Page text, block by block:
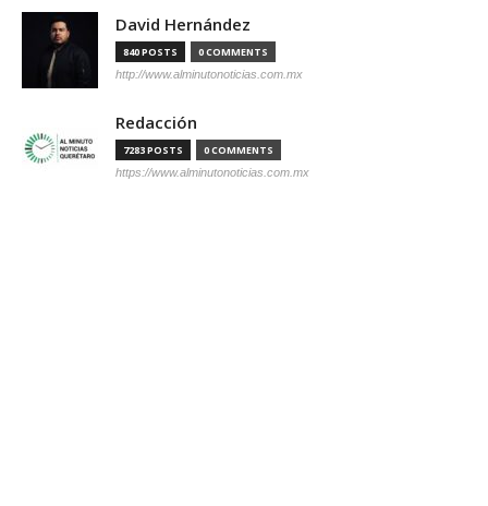
David Hernández
840 POSTS 0 COMMENTS
http://www.alminutonoticias.com.mx
Redacción
7283 POSTS 0 COMMENTS
https://www.alminutonoticias.com.mx